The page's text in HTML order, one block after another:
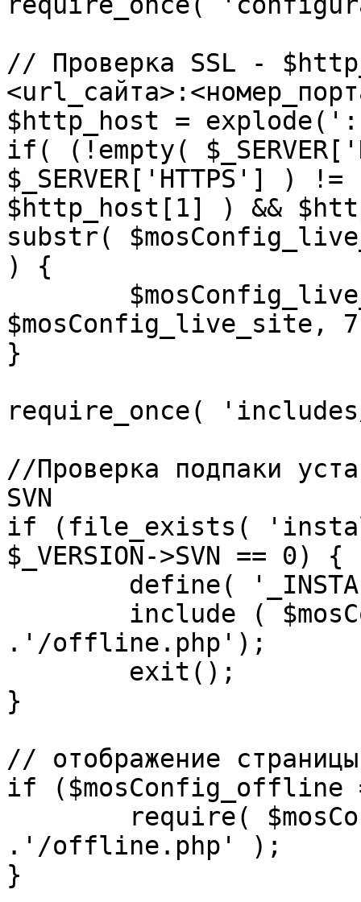
// Проверка SSL -
$http_host = explode(':',
if( (!empty(
$_SERVER['HTTPS']
$http_host[1] ) &&
substr(
) {
$mosConfig_live_site,
}
require_once(
//Проверка подпаки
SVN
if (file_exists(
$_VERSION->SVN == 0) {
.'/offline.php');
}
// отображение
if ($mosConfig_offline
.'/offline.php' );
}